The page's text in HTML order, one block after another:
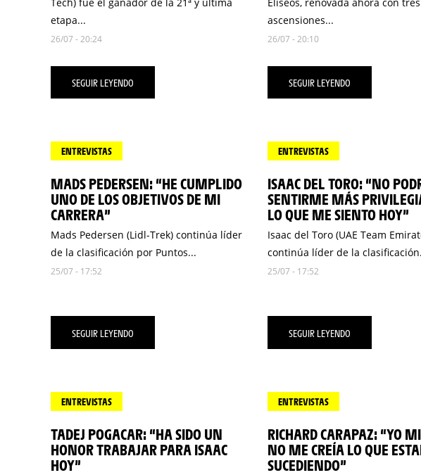
etapa...
26/07 - 20:24
SEGUIR LEYENDO
ascensiones...
26/07 - 20:10
SEGUIR LEYENDO
ENTREVISTAS
MADS PEDERSEN: “HE CUMPLIDO
UNO DE LOS OBJETIVOS DE MI
CARRERA”
Mads Pedersen (Lidl-Trek) continúa líder
de la clasificación por Puntos...
25/07 - 17:52
SEGUIR LEYENDO
ENTREVISTAS
ISAAC DEL TORO: “NO
SENTIRME MÁS
LO QUE ME SIENTO HOY”
Isaac del Toro (UAE Team
continúa líder de la
25/07 - 17:52
SEGUIR LEYENDO
ENTREVISTAS
TADEJ POGACAR: “HA SIDO UN
HONOR TRABAJAR PARA ISAAC
HOY”
ENTREVISTAS
RICHARD CARAPAZ: “YO
NO ME CREÍA LO QUE
SUCEDIENDO”